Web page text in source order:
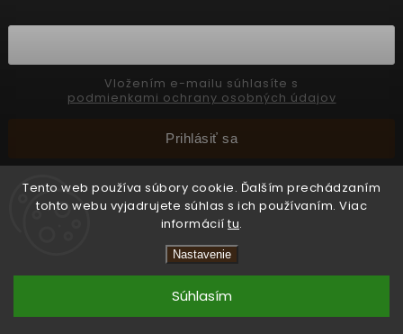
Tento web používa súbory cookie. Ďalším prechádzaním
tohto webu vyjadrujete súhlas s ich používaním. Viac
informácií tu.
Nastavenie
Súhlasím
podmienkami ochrany osobných údajov
Prihlásiť sa
Copyright 2026INTERMEDIC SK. Všetky práva vyhradené.
VytvořilShoptet